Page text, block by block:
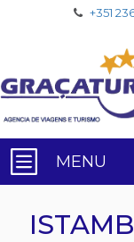
+351
MENU